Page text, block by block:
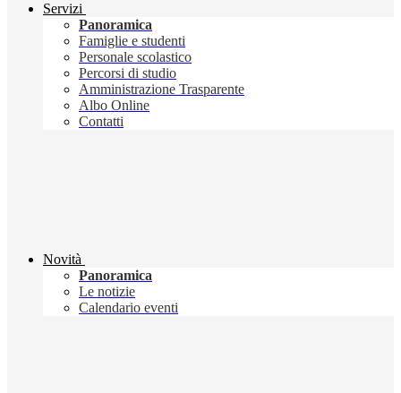
Servizi
Panoramica
Famiglie e studenti
Personale scolastico
Percorsi di studio
Amministrazione Trasparente
Albo Online
Contatti
Novità
Panoramica
Le notizie
Calendario eventi